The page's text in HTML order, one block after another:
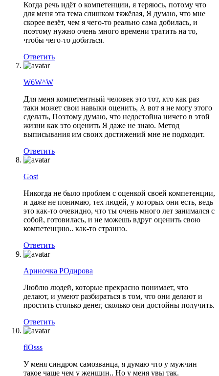
Когда речь идёт о компетенции, я теряюсь, потому что
для меня эта тема слишком тяжёлая, Я думаю, что мне
скорее везёт, чем я чего-то реально сама добилась, и
поэтому нужно очень много времени тратить на то,
чтобы чего-то добиться.
Ответить
W6W^W
Для меня компетентный человек это тот, кто как раз
таки может свои навыки оценить, А вот я не могу этого
сделать, Поэтому думаю, что недостойна ничего в этой
жизни как это оценить Я даже не знаю. Метод
выписывания им своих достижений мне не подходит.
Ответить
Gost
Никогда не было проблем с оценкой своей компетенции,
и даже не понимаю, тех людей, у которых они есть, ведь
это как-то очевидно, что ты очень много лет занимался с
собой, готовилась, и не можешь вдруг оценить свою
компетенцию.. как-то странно.
Ответить
Ариночка РОдирова
Люблю людей, которые прекрасно понимает, что
делают, и умеют разбираться в том, что они делают и
простить столько денег, сколько они достойны получить.
Ответить
flOsss
У меня синдром самозванца, я думаю что у мужчин
такое чаще чем у женщин.. Но у меня увы так.